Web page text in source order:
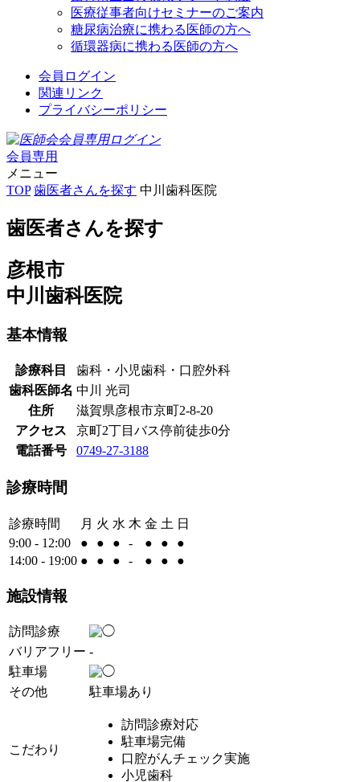
医療従事者向けセミナーのご案内
糖尿病治療に携わる医師の方へ
循環器病に携わる医師の方へ
会員ログイン
関連リンク
プライバシーポリシー
会員専用
メニュー
TOP 歯医者さんを探す 中川歯科医院
歯医者さんを探す
彦根市
中川歯科医院
基本情報
診療科目
歯科・小児歯科・口腔外科
歯科医師名 中川 光司
住所
滋賀県彦根市京町2-8-20
アクセス
京町2丁目バス停前徒歩0分
電話番号
0749-27-3188
診療時間
診療時間 月 火 水 木 金 土 日
9:00 - 12:00
● ● ● - ● ●
●
14:00 - 19:00 ● ● ● - ● ● ●
施設情報
訪問診療
バリアフリー -
駐車場
その他
駐車場あり
こだわり
訪問診療対応
駐車場完備
口腔がんチェック実施
小児歯科